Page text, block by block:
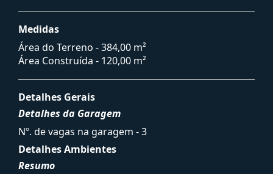
Medidas
Área do Terreno - 384,00 m²
Área Construída - 120,00 m²
Detalhes Gerais
Detalhes da Garagem
Nº. de vagas na garagem - 3
Detalhes Ambientes
Resumo